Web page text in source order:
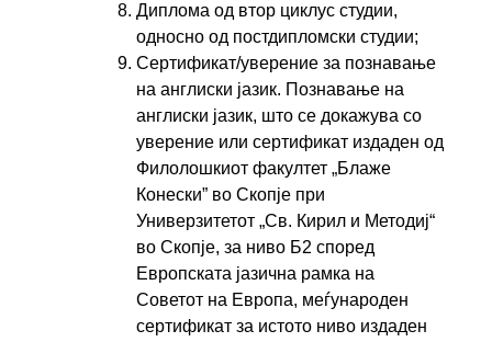
Диплома од втор циклус студии,
односно од постдипломски студии;
Сертификат/уверение за познавање
на англиски јазик. Познавање на
англиски јазик, што се докажува со
уверение или сертификат издаден од
Филолошкиот факултет „Блаже
Конески” во Скопје при
Универзитетот „Св. Кирил и Методиј“
во Скопје, за ниво Б2 според
Европската јазична рамка на
Сoветот на Европа, меѓународен
сертификат за истото ниво издаден